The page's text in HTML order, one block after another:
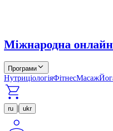
Міжнародна
Програми
НутриціологіяФітнесМасаж
ru | ukr